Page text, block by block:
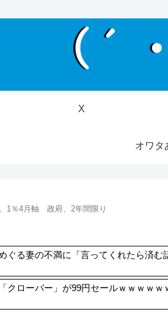
X
オワタ
、1％4月軸 政府、2年間限り
ぐる妻の不満に「言ってくれたら済
クローバー」が99円セールｗｗｗｗｗ